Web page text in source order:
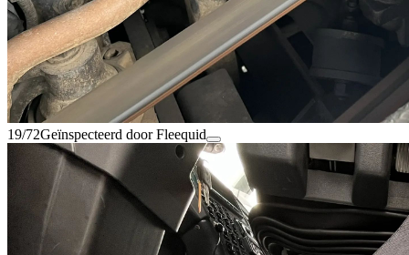
19/72Geïnspecteerd door Fleequid